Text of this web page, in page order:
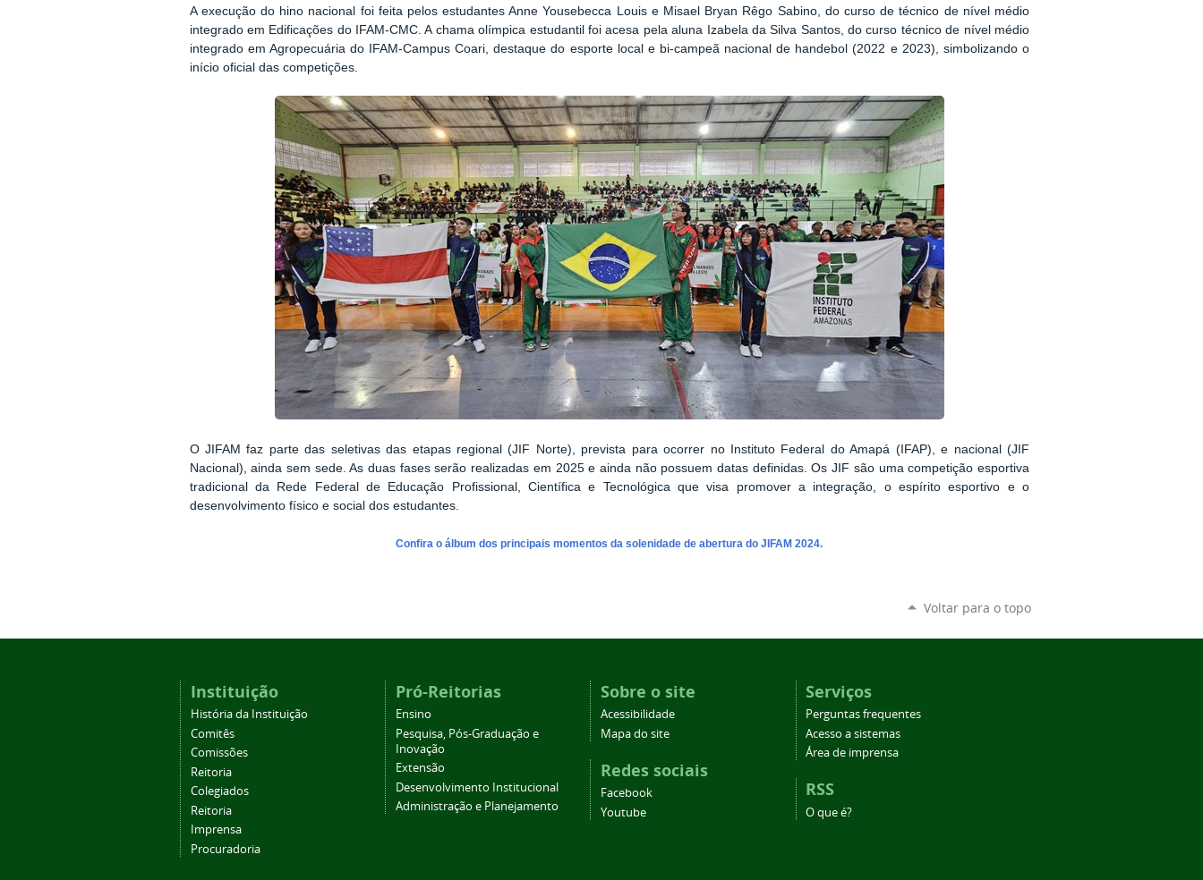
A execução do hino nacional foi feita pelos estudantes Anne Yousebecca Louis e Misael Bryan Rêgo Sabino, do curso de técnico de nível médio
integrado em Edificações do IFAM-CMC. A chama olímpica estudantil foi acesa pela aluna Izabela da Silva Santos, do curso técnico de nível médio
integrado em Agropecuária do IFAM-Campus Coari, destaque do esporte local e bi-campeã nacional de handebol (2022 e 2023), simbolizando o
início oficial das competições.
O JIFAM faz parte das seletivas das etapas regional (JIF Norte), prevista para ocorrer no Instituto Federal do Amapá (IFAP), e nacional (JIF
Nacional), ainda sem sede. As duas fases serão realizadas em 2025 e ainda não possuem datas definidas. Os JIF são uma competição esportiva
tradicional da Rede Federal de Educação Profissional, Científica e Tecnológica que visa promover a integração, o espírito esportivo e o
desenvolvimento físico e social dos estudantes.
Confira o álbum dos principais momentos da solenidade de abertura do JIFAM 2024.
Voltar para o topo
Instituição
História da Instituição
Comitês
Comissões
Reitoria
Colegiados
Reitoria
Imprensa
Procuradoria
Pró-Reitorias
Ensino
Pesquisa, Pós-Graduação e
Inovação
Extensão
Desenvolvimento Institucional
Administração e Planejamento
Sobre o site
Acessibilidade
Mapa do site
Redes sociais
Facebook
Youtube
Serviços
Perguntas frequentes
Acesso a sistemas
Área de imprensa
RSS
O que é?